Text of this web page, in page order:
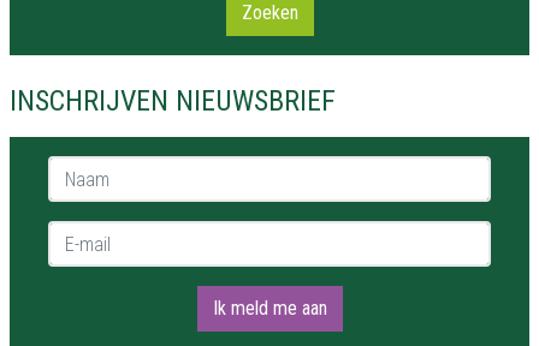
Zoeken
INSCHRIJVEN NIEUWSBRIEF
Naam *
E-mail *
Ik meld me aan